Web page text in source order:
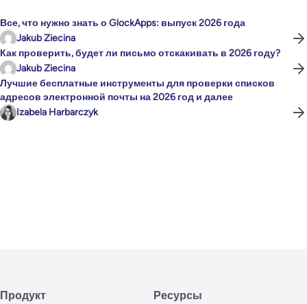
Все, что нужно знать о GlockApps: выпуск 2026 года
Jakub Ziecina
Как проверить, будет ли письмо отскакивать в 2026 году?
Jakub Ziecina
Лучшие бесплатные инструменты для проверки списков
адресов электронной почты на 2026 год и далее
Izabela Harbarczyk
Продукт Ресурсы